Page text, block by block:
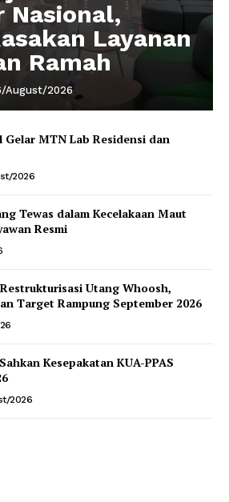
Nasional,
Layanan
Ramah
August/2026
Gelar MTN Lab Residensi dan
2026
Tewas dalam Kecelakaan Maut
Resmi
Utang Whoosh,
Target Rampung September 2026
Kesepakatan KUA-PPAS
2026